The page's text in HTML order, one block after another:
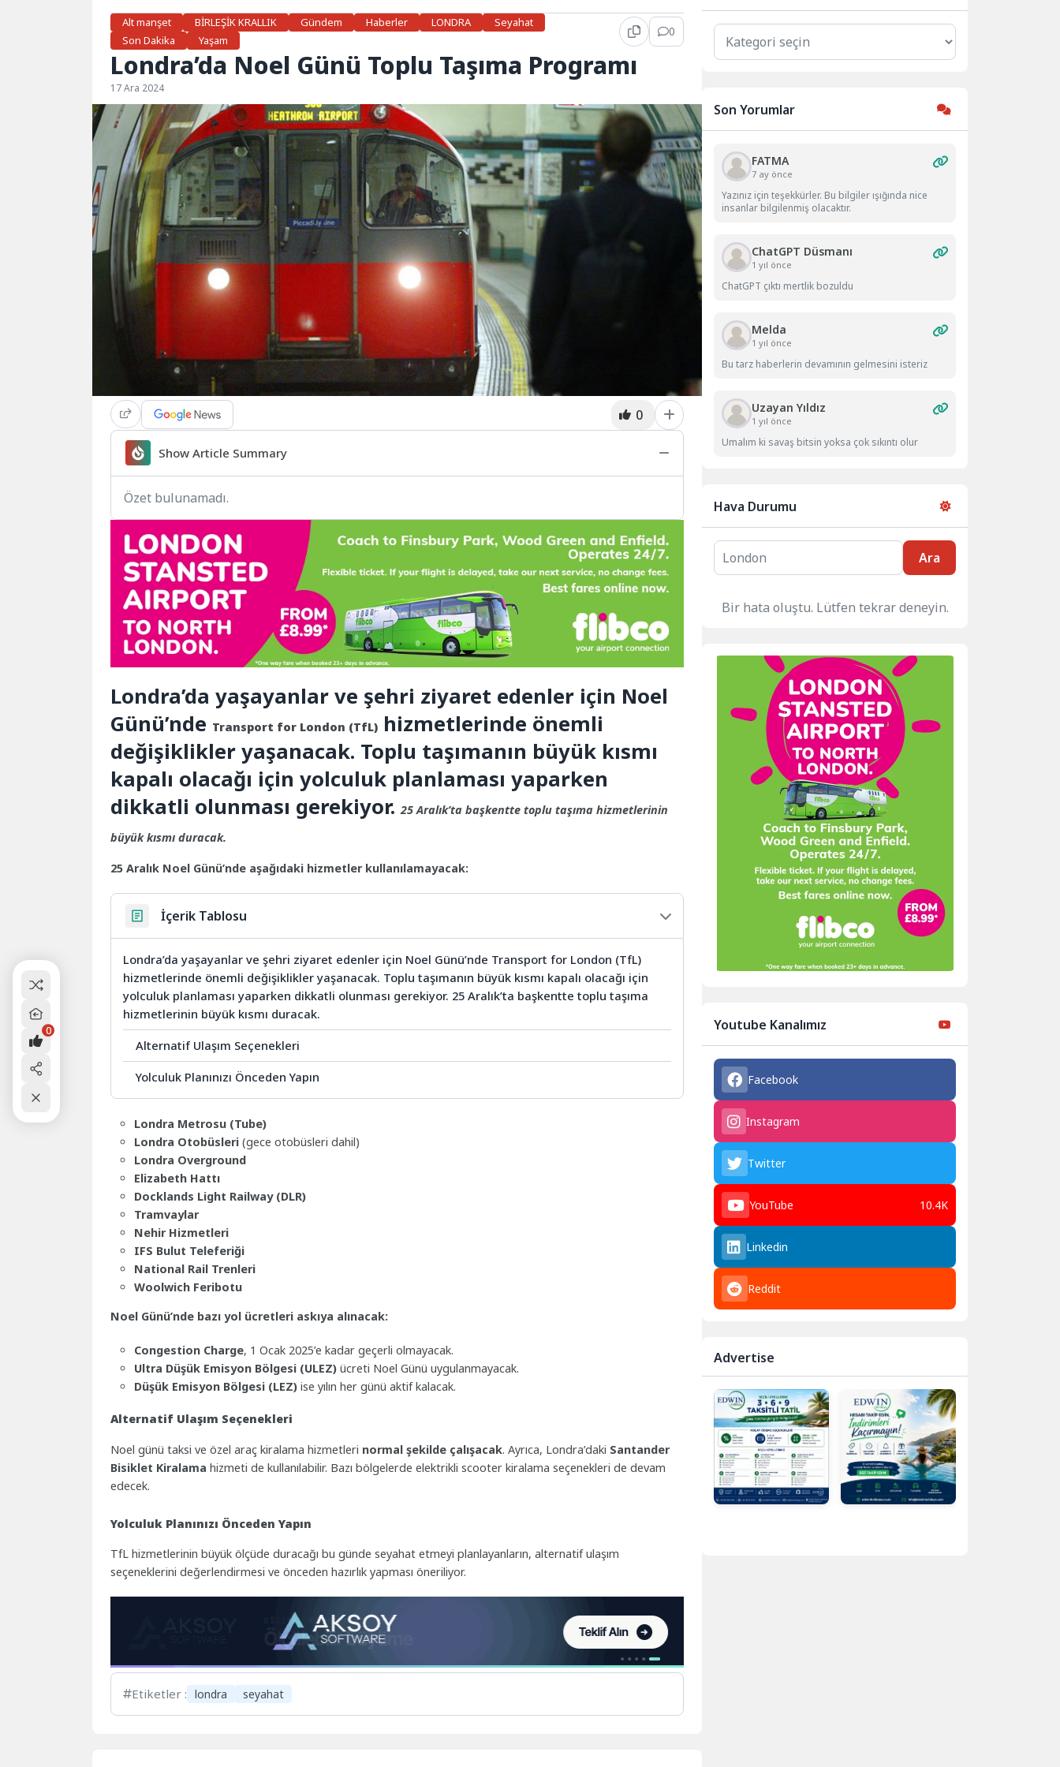
Alt manşet
BİRLEŞİK KRALLIK Gündem Haberler LONDRA
Seyahat
Son Dakika
Yaşam
0
Londra’da Noel Günü Toplu Taşıma Programı
17 Ara 2024
0
Show Article Summary
Özet bulunamadı.
Londra’da yaşayanlar ve şehri ziyaret edenler için Noel
Günü’nde Transport for London (TfL) hizmetlerinde önemli
değişiklikler yaşanacak. Toplu taşımanın büyük kısmı
kapalı olacağı için yolculuk planlaması yaparken
dikkatli olunması gerekiyor.25 Aralık’ta başkentte toplu taşıma hizmetlerinin
büyük kısmı duracak.
25 Aralık Noel Günü’nde aşağıdaki hizmetler kullanılamayacak:
İçerik Tablosu
Londra’da yaşayanlar ve şehri ziyaret edenler için Noel Günü’nde Transport for London (TfL)
hizmetlerinde önemli değişiklikler yaşanacak. Toplu taşımanın büyük kısmı kapalı olacağı için
yolculuk planlaması yaparken dikkatli olunması gerekiyor. 25 Aralık’ta başkentte toplu taşıma
hizmetlerinin büyük kısmı duracak.
Alternatif Ulaşım Seçenekleri
Yolculuk Planınızı Önceden Yapın
Londra Metrosu (Tube)
Londra Otobüsleri (gece otobüsleri dahil)
Londra Overground
Elizabeth Hattı
Docklands Light Railway (DLR)
Tramvaylar
Nehir Hizmetleri
IFS Bulut Teleferiği
National Rail Trenleri
Woolwich Feribotu
Noel Günü’nde bazı yol ücretleri askıya alınacak:
Congestion Charge, 1 Ocak 2025’e kadar geçerli olmayacak.
Ultra Düşük Emisyon Bölgesi (ULEZ) ücreti Noel Günü uygulanmayacak.
Düşük Emisyon Bölgesi (LEZ) ise yılın her günü aktif kalacak.
Alternatif Ulaşım Seçenekleri
Noel günü taksi ve özel araç kiralama hizmetleri normal şekilde çalışacak. Ayrıca, Londra’daki Santander
Bisiklet Kiralama hizmeti de kullanılabilir. Bazı bölgelerde elektrikli scooter kiralama seçenekleri de devam
edecek.
Yolculuk Planınızı Önceden Yapın
TfL hizmetlerinin büyük ölçüde duracağı bu günde seyahat etmeyi planlayanların, alternatif ulaşım
seçeneklerini değerlendirmesi ve önceden hazırlık yapması öneriliyor.
Etiketler : londra seyahat
Kategoriler
Son Yorumlar
FATMA
7 ay önce
Yazınız için teşekkürler. Bu bilgiler ışığında nice
insanlar bilgilenmiş olacaktır.
ChatGPT Düsmanı
1 yıl önce
ChatGPT çıktı mertlik bozuldu
Melda
1 yıl önce
Bu tarz haberlerin devamının gelmesini isteriz
Uzayan Yıldız
1 yıl önce
Umalım ki savaş bitsin yoksa çok sıkıntı olur
Hava Durumu
Ara
Bir hata oluştu. Lütfen tekrar deneyin.
Youtube Kanalımız
Facebook
Instagram
Twitter
YouTube 10.4K
Linkedin
Reddit
Advertise
0